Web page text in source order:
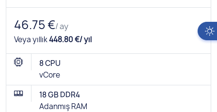
46.75 €/ ay
Veya yıllık448.80 €/ yıl
8 CPU
vCore
18 GB DDR4
Adanmış RAM